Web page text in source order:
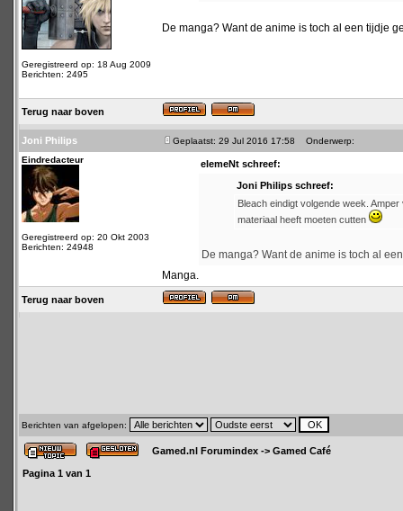
Geregistreerd op: 18 Aug 2009
Berichten: 2495
De manga? Want de anime is toch al een tijdje
Terug naar boven
Joni Philips Geplaatst: 29 Jul 2016 17:58
Onderwerp:
Eindredacteur
Geregistreerd op: 20 Okt 2003
Berichten: 24948
elemeNt schreef:
Joni Philips schreef:
Bleach eindigt volgende week.
materiaal heeft moeten cutten
De manga? Want de anime is toch al
Manga.
Terug naar boven
Berichten van afgelopen:
Gamed.nl Forumindex -> Gamed Café
Pagina 1 van 1